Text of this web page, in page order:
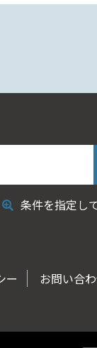
ー お問い合
条件を指定し